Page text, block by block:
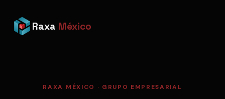
Raxa México
RAXA MÉXICO · GRUPO EMPRESARIAL